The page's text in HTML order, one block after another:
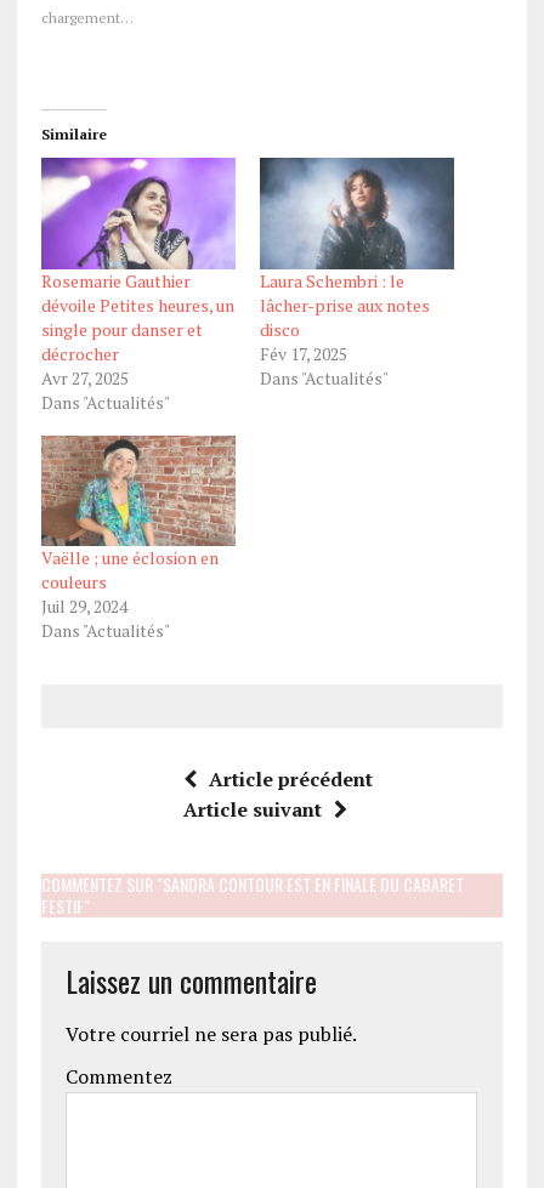
chargement…
Similaire
Rosemarie Gauthier
dévoile Petites heures, un
single pour danser et
décrocher
Avr 27, 2025
Dans "Actualités"
Laura Schembri : le
lâcher-prise aux notes
disco
Fév 17, 2025
Dans "Actualités"
Vaëlle ; une éclosion en
couleurs
Juil 29, 2024
Dans "Actualités"
Article précédent
Article suivant
COMMENTEZ SUR "SANDRA CONTOUR EST EN FINALE DU CABARET
FESTIF"
Laissez un commentaire
Votre courriel ne sera pas publié.
Commentez